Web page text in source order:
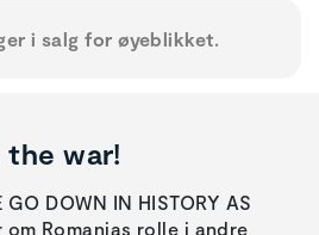
i salg for øyeblikket.
the war!
GO DOWN IN HISTORY AS
om Romanias rolle i andre